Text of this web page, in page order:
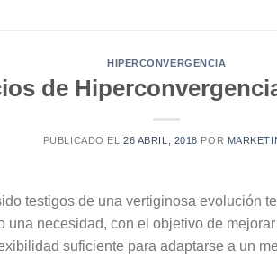
HIPERCONVERGENCIA
de
PUBLICADO EL26 ABRIL, 2018 POR
testigos de una vertiginosa evolución
una necesidad, con el objetivo de
suficiente para adaptarse a un